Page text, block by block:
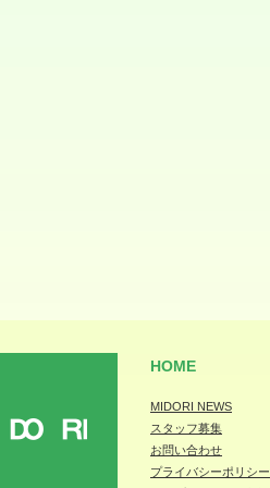
HOME
MIDORI NEWS
スタッフ募集
お問い合わせ
プライバシーポリシー